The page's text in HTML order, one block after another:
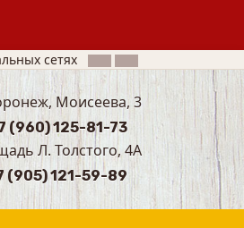
сетях
Моисеева, 3
(960) 125-81-73
Л. Толстого, 4А
(905) 121-59-89